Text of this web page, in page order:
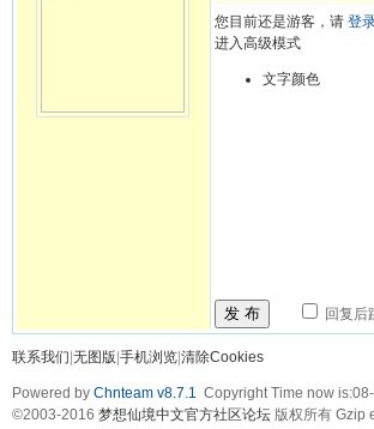
您目前还是游客，请 登
进入高级模式
文字颜色
发 布 回复后
联系我们 无图版 手机浏览 清除Cookies
Powered by Chnteam v8.7.1 Copyright Time now
©2003-2016 梦想仙境中文官方社区论坛 版权所有 Gzip